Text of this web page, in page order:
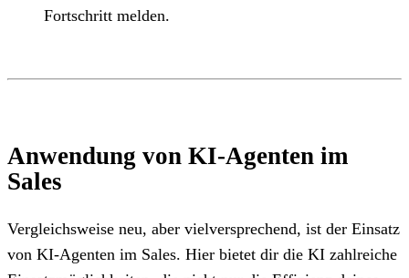
Fortschritt melden.
Anwendung von KI-Agenten im
Sales
Vergleichsweise neu, aber vielversprechend, ist der Einsatz
von KI-Agenten im Sales. Hier bietet dir die KI zahlreiche